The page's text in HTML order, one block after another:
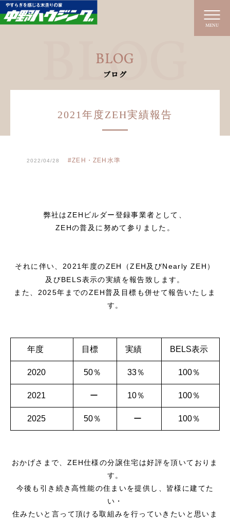
MENU
BLOG
ブログ
2021年度ZEH実績報告
2022/04/28 #ZEH・ZEH水準
弊社はZEH ビルダー登録事業者として、
ZEHの普及に努めて参りました。
それに伴い、2021年度のZEH（ZEH及びNearly ZEH）
及びBELS表示の実績を報告致します。
また、2025年までのZEH普及目標も併せて報告いたしま
す。
年度 目標 実績 BELS表示
2020 50％ 33％ 100％
2021 ー 10％ 100％
2025 50％ ー 100％
おかげさまで、 ZEH仕様の分譲住宅は好評を頂いておりま
す。
今後も引き続き高性能の住まいを提供し、皆様に建てた
い・
住みたいと言って頂ける取組みを行っていきたいと思いま